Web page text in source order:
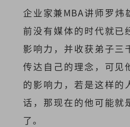
企业家兼MBA讲师罗炜
前没有媒体的时代就已
影响力，并收获弟子三
传达自己的理念，可见
的影响力，若是这样的
话，那现在的他可能就
了。